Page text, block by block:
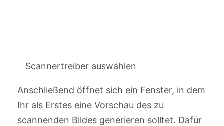
Scannertreiber auswählen
Anschließend öffnet sich ein Fenster, in dem
Ihr als Erstes eine Vorschau des zu
scannenden Bildes generieren solltet. Dafür